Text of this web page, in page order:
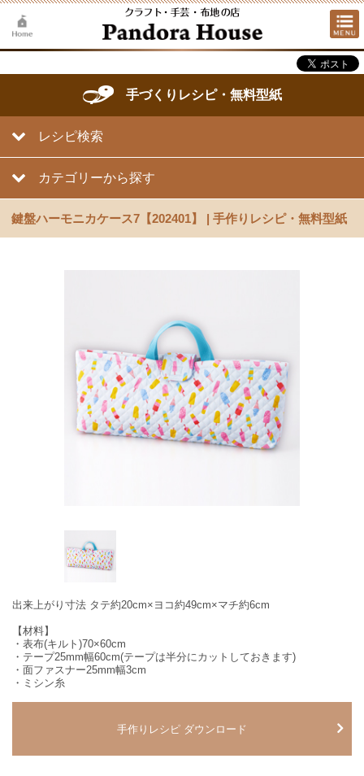
手づくりレシピ・無料型紙
レシピ検索
カテゴリーから探す
鍵盤ハーモニカケース7【202401】 | 手作りレシピ・無料型紙
出来上がり寸法 タテ約20cm×ヨコ約49cm×マチ約6cm
【材料】
・表布(キルト)70×60cm
・テープ25mm幅60cm(テープは半分にカットしておきます)
・面ファスナー25mm幅3cm
・ミシン糸
手作りレシピ ダウンロード